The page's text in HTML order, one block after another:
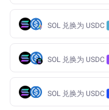
SOL 兑换为 USDC
SOL 兑换为 USDC
SOL 兑换为 USDC